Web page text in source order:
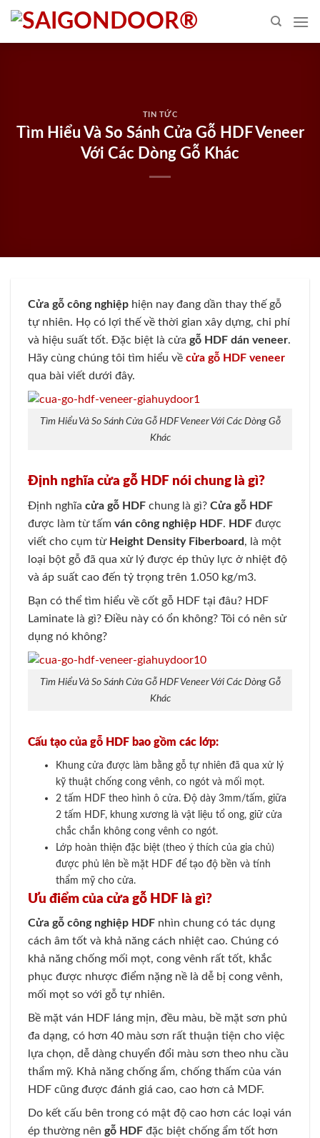
Skip
content
TIN TỨC
Tìm Hiểu Và So Sánh Cửa Gỗ HDF Veneer
Với Các Dòng Gỗ Khác
Cửa gỗ công nghiệp hiện nay đang dần thay thế gỗ
tự nhiên. Họ có lợi thế về thời gian xây dựng, chi phí
và hiệu suất tốt. Đặc biệt là cửa gỗ HDF dán veneer.
Hãy cùng chúng tôi tìm hiểu về cửa gỗ HDF veneer
qua bài viết dưới đây.
Tìm Hiểu Và So Sánh Cửa Gỗ HDF Veneer Với Các Dòng Gỗ
Khác
Định nghĩa cửa gỗ HDF nói chung là gì?
Định nghĩa cửa gỗ HDF chung là gì? Cửa gỗ HDF
được làm từ tấm ván công nghiệp HDF. HDF được
viết cho cụm từ Height Density Fiberboard, là một
loại bột gỗ đã qua xử lý được ép thủy lực ở nhiệt độ
và áp suất cao đến tỷ trọng trên 1.050 kg/m3.
Bạn có thể tìm hiểu về cốt gỗ HDF tại đâu? HDF
Laminate là gì? Điều này có ổn không? Tôi có nên sử
dụng nó không?
Tìm Hiểu Và So Sánh Cửa Gỗ HDF Veneer Với Các Dòng Gỗ
Khác
Cấu tạo của gỗ HDF bao gồm các lớp:
Khung cửa được làm bằng gỗ tự nhiên đã qua xử lý
kỹ thuật chống cong vênh, co ngót và mối mọt.
2 tấm HDF theo hình ô cửa. Độ dày 3mm/tấm, giữa
2 tấm HDF, khung xương là vật liệu tổ ong, giữ cửa
chắc chắn không cong vênh co ngót.
Lớp hoàn thiện đặc biệt (theo ý thích của gia chủ)
được phủ lên bề mặt HDF để tạo độ bền và tính
thẩm mỹ cho cửa.
Ưu điểm của cửa gỗ HDF là gì?
Cửa gỗ công nghiệp HDF nhìn chung có tác dụng
cách âm tốt và khả năng cách nhiệt cao. Chúng có
khả năng chống mối mọt, cong vênh rất tốt, khắc
phục được nhược điểm nặng nề là dễ bị cong vênh,
mối mọt so với gỗ tự nhiên.
Bề mặt ván HDF láng mịn, đều màu, bề mặt sơn phủ
đa dạng, có hơn 40 màu sơn rất thuận tiện cho việc
lựa chọn, dễ dàng chuyển đổi màu sơn theo nhu cầu
thẩm mỹ. Khả năng chống ẩm, chống thấm của ván
HDF cũng được đánh giá cao, cao hơn cả MDF.
Do kết cấu bên trong có mật độ cao hơn các loại ván
ép thường nên gỗ HDF đặc biệt chống ẩm tốt hơn